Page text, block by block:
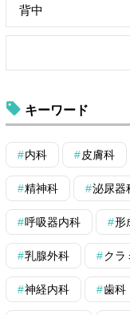
背中
キーワード
内科 皮膚科
精神科 泌尿器
呼吸器内科 形
乳腺外科 クラ
神経内科 歯科